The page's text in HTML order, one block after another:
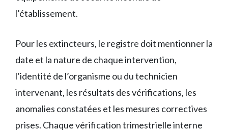
l’établissement.
Pour les extincteurs, le registre doit mentionner la
date et la nature de chaque intervention,
l’identité de l’organisme ou du technicien
intervenant, les résultats des vérifications, les
anomalies constatées et les mesures correctives
prises. Chaque vérification trimestrielle interne